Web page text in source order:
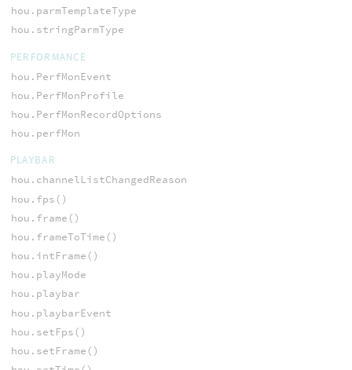
hou.parmTemplateType
hou.stringParmType
PERFORMANCE
hou.PerfMonEvent
hou.PerfMonProfile
hou.PerfMonRecordOptions
hou.perfMon
PLAYBAR
hou.channelListChangedReason
hou.fps()
hou.frame()
hou.frameToTime()
hou.intFrame()
hou.playMode
hou.playbar
hou.playbarEvent
hou.setFps()
hou.setFrame()